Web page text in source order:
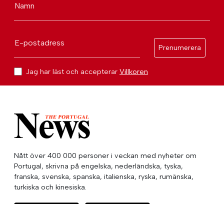
Namn
E-postadress
Prenumerera
Jag har läst och accepterar Villkoren
Nått över 400 000 personer i veckan med nyheter om
Portugal, skrivna på engelska, nederländska, tyska,
franska, svenska, spanska, italienska, ryska, rumänska,
turkiska och kinesiska.